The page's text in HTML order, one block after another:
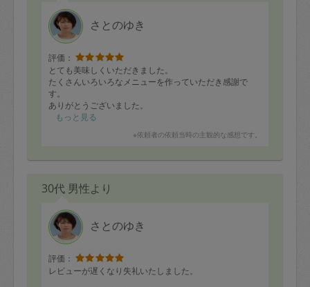
さとのゆき
評価：
とても美味しくいただきました。
たくさんいろいろなメニューを作っていただき感謝で
す。
ありがとうございました。
もっと見る
※依頼者の依頼当時の主観的な感想です。
30代 男性より
さとのゆき
評価：
レビューが遅くなり失礼いたしました。